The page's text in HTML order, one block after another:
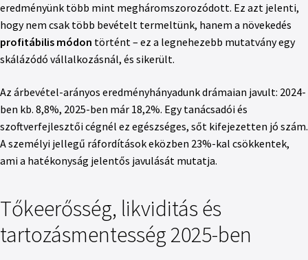
eredményünk több mint megháromszorozódott. Ez azt jelenti,
hogy nem csak több bevételt termeltünk, hanem a növekedés
profitábilis módon történt – ez a legnehezebb mutatvány egy
skálázódó vállalkozásnál, és sikerült.
Az árbevétel-arányos eredményhányadunk drámaian javult: 2024-
ben kb. 8,8%, 2025-ben már 18,2%. Egy tanácsadói és
szoftverfejlesztői cégnél ez egészséges, sőt kifejezetten jó szám.
A személyi jellegű ráfordítások eközben 23%-kal csökkentek,
ami a hatékonyság jelentős javulását mutatja.
Tőkeerősség, likviditás és
tartozásmentesség 2025-ben